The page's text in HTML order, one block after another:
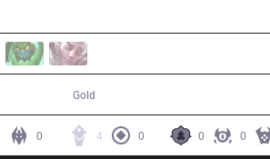
Gold
0 0
4 0
0